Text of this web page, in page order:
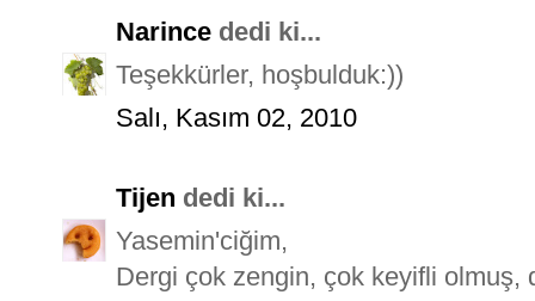
Narince dedi ki...
Teşekkürler, hoşbulduk:))
Salı, Kasım 02, 2010
Tijen dedi ki...
Yasemin'ciğim,
Dergi çok zengin, çok keyifli olmuş,